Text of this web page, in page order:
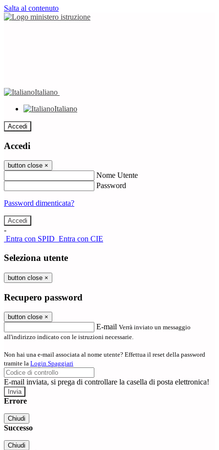
Salta al contenuto
Italiano
Italiano
Accedi
Accedi
button close ×
Nome Utente
Password
Password dimenticata?
-
Entra con SPID Entra con CIE
Seleziona utente
button close ×
Recupero password
button close ×
E-mail Verrà inviato un messaggio
all'indirizzo indicato con le istruzioni necessarie.
Non hai una e-mail associata al nome utente? Effettua il reset della password
tramite la Login Spaggiari
E-mail inviata, si prega di controllare la casella di posta elettronica!
Errore
Chiudi
Successo
Chiudi